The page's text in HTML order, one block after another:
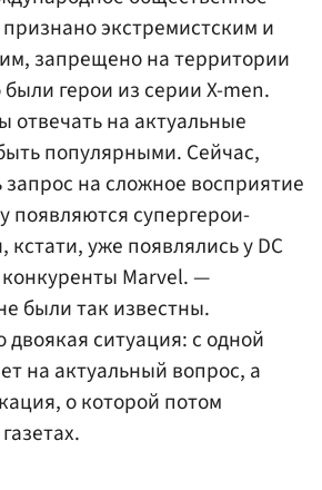
экстремистским и
запрещено на территории
герои из серии X-men.
отвечать на актуальные
популярными. Сейчас,
запрос на сложное восприятие
появляются супергерои-
уже появлялись у DC
Marvel. —
были так известны.
двоякая ситуация: с одной
на актуальный вопрос, а
о которой потом